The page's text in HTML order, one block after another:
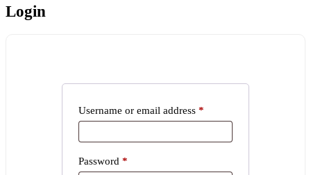
Login
Username or email address *
Password *